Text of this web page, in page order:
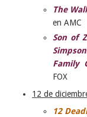
The
en AMC
Son of
Family
FOX
12 de
12